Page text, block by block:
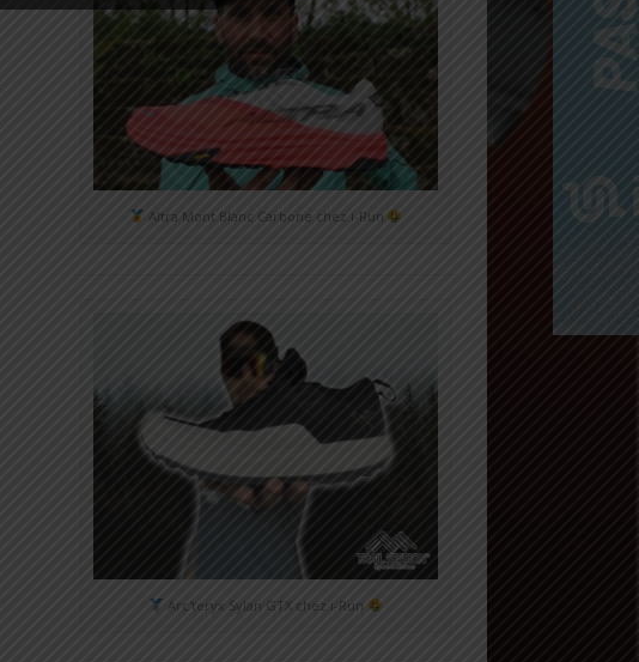
Altra Mont Blanc Carbone chez i-Run
Arc'teryx Sylan GTX chez i-Run